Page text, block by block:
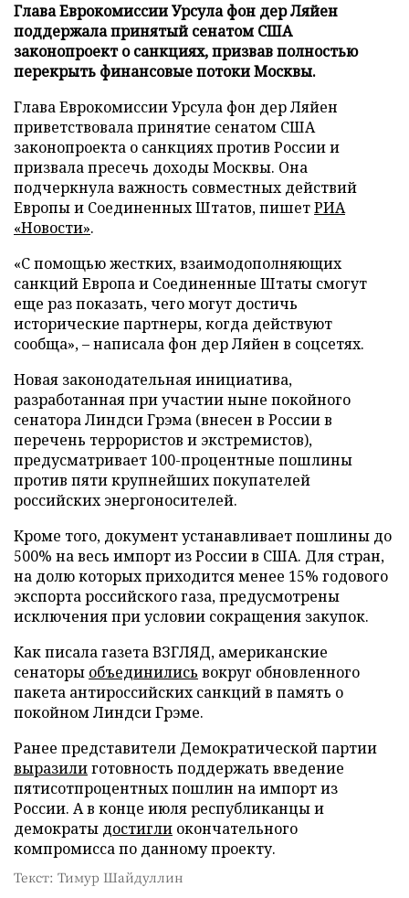
Глава Еврокомиссии Урсула фон дер Ляйен
поддержала принятый сенатом США
законопроект о санкциях, призвав полностью
перекрыть финансовые потоки Москвы.
Глава Еврокомиссии Урсула фон дер Ляйен
приветствовала принятие сенатом США
законопроекта о санкциях против России и
призвала пресечь доходы Москвы. Она
подчеркнула важность совместных действий
Европы и Соединенных Штатов, пишетРИА
«Новости».
«С помощью жестких, взаимодополняющих
санкций Европа и Соединенные Штаты смогут
еще раз показать, чего могут достичь
исторические партнеры, когда действуют
сообща», – написала фон дер Ляйен в соцсетях.
Новая законодательная инициатива,
разработанная при участии ныне покойного
сенатора Линдси Грэма (внесен в России в
перечень террористов и экстремистов),
предусматривает 100-процентные пошлины
против пяти крупнейших покупателей
российских энергоносителей.
Кроме того, документ устанавливает пошлины до
500% на весь импорт из России в США. Для стран,
на долю которых приходится менее 15% годового
экспорта российского газа, предусмотрены
исключения при условии сокращения закупок.
Как писала газета ВЗГЛЯД, американские
сенаторы объединились вокруг обновленного
пакета антироссийских санкций в память о
покойном Линдси Грэме.
Ранее представители Демократической партии
выразилиготовность поддержать введение
пятисотпроцентных пошлин на импорт из
России. А в конце июля республиканцы и
демократы достигли окончательного
компромисса по данному проекту.
Текст: Тимур Шайдуллин